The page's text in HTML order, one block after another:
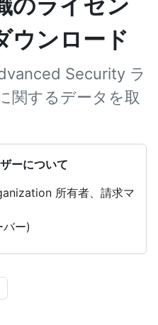
ウンロード
Security ラ
関するデータを取
ーについて
所有者、請求マ
ー)